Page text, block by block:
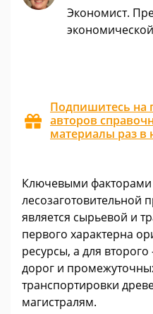
Экономист.
Подпишитесь на
авторов
материалы раз в
Ключевыми факторами
лесозаготовительной
является сырьевой и
первого характерна
ресурсы, а для
дорог и
транспортировки
магистралям.